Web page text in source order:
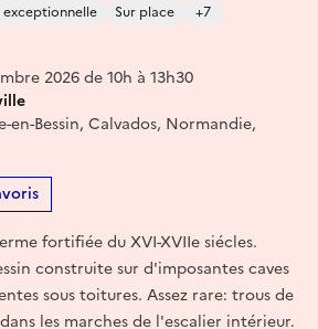
Sur place +7
2026 de 10h à 13h30
en-Bessin, Calvados, Normandie,
fortifiée du XVI-XVIIe siécles.
construite sur d'imposantes caves
sous toitures. Assez rare: trous de
les marches de l'escalier intérieur.